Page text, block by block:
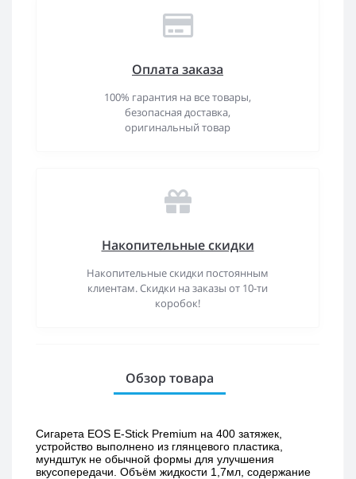
Оплата заказа
100% гарантия на все товары,
безопасная доставка,
оригинальный товар
Накопительные скидки
Накопительные скидки постоянным
клиентам. Скидки на заказы от 10-ти
коробок!
Обзор товара
Сигарета EOS E-Stick Premium на 400 затяжек,
устройство выполнено из глянцевого пластика,
мундштук не обычной формы для улучшения
вкусопередачи. Объём жидкости 1,7мл, содержание